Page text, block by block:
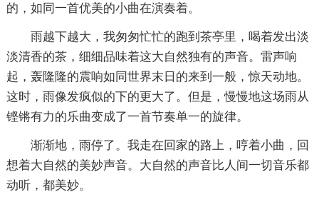
的，如同一首优美的小曲在演奏着。
雨越下越大，我匆匆忙忙的跑到茶亭里，喝着发出淡
淡清香的茶，细细品味着这大自然独有的声音。雷声响
起，轰隆隆的震响如同世界末日的来到一般，惊天动地。
这时，雨像发疯似的下的更大了。但是，慢慢地这场雨从
铿锵有力的乐曲变成了一首节奏单一的旋律。
渐渐地，雨停了。我走在回家的路上，哼着小曲，回
想着大自然的美妙声音。大自然的声音比人间一切音乐都
动听，都美妙。